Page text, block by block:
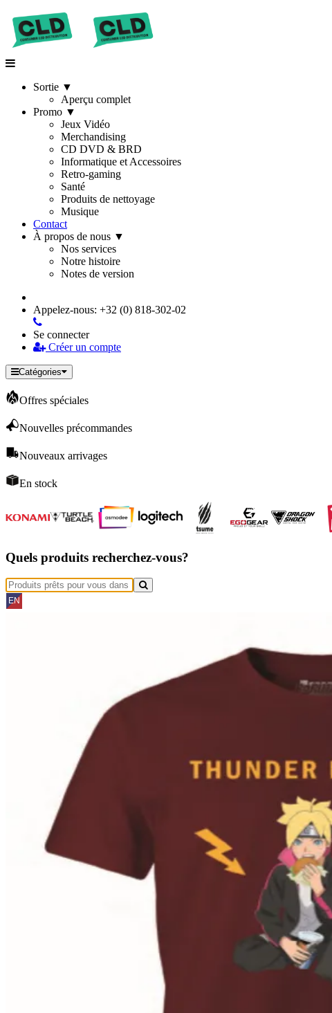
Sortie ▼
Aperçu complet
Promo ▼
Jeux Vidéo
Merchandising
CD DVD & BRD
Informatique et Accessoires
Retro-gaming
Santé
Produits de nettoyage
Musique
Contact
À propos de nous ▼
Nos services
Notre histoire
Notes de version
Appelez-nous: +32 (0) 818-302-02
Se connecter
Créer un compte
Catégories
Offres spéciales
Nouvelles précommandes
Nouveaux arrivages
En stock
Quels produits recherchez-vous?